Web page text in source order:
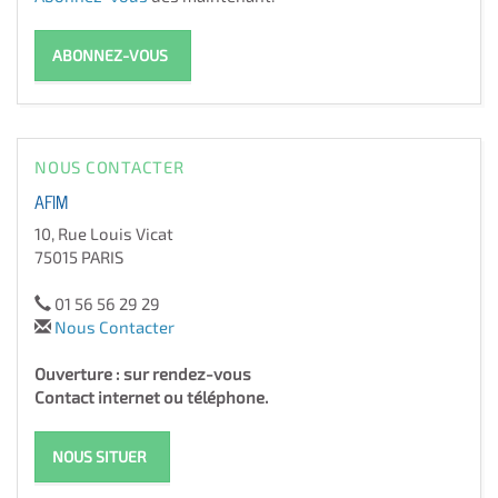
ABONNEZ-VOUS
NOUS CONTACTER
AFIM
10, Rue Louis Vicat
75015 PARIS
01 56 56 29 29
Nous Contacter
Ouverture : sur rendez-vous
Contact internet ou téléphone.
NOUS SITUER